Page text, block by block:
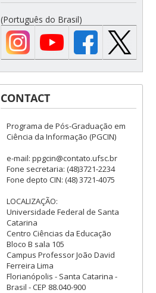
(Português do Brasil)
CONTACT
Programa de Pós-Graduação em
Ciência da Informação (PGCIN)
e-mail: ppgcin@contato.ufsc.br
Fone secretaria: (48)3721-2234
Fone depto CIN: (48) 3721-4075
LOCALIZAÇÃO:
Universidade Federal de Santa
Catarina
Centro Ciências da Educação
Bloco B sala 105
Campus Professor João David
Ferreira Lima
Florianópolis - Santa Catarina -
Brasil - CEP 88.040-900